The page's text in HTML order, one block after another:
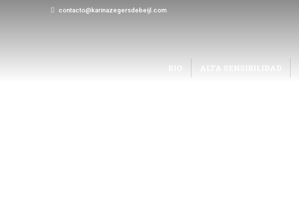
contacto@karinazegersdebeijl.com
BIO ALTA SENSIBILIDAD